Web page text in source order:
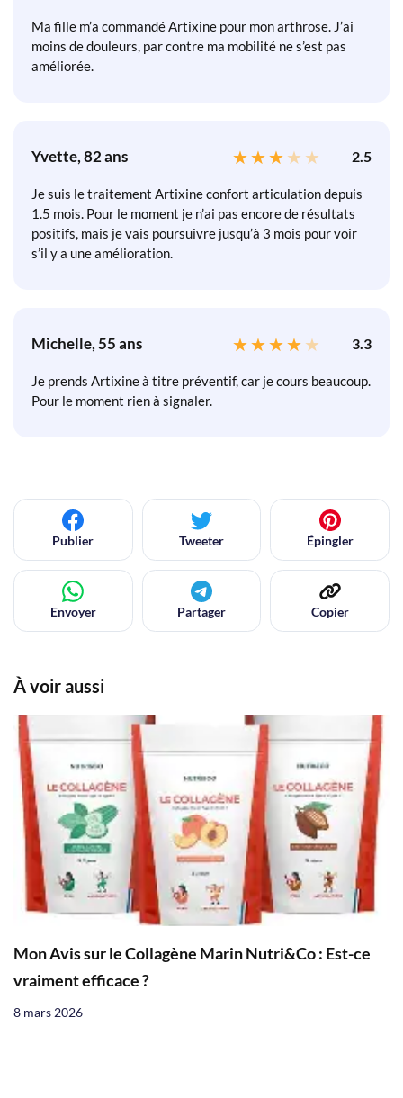
Ma fille m’a commandé Artixine pour mon arthrose. J’ai
moins de douleurs, par contre ma mobilité ne s’est pas
améliorée.
Yvette, 82 ans 2.5
Je suis le traitement Artixine confort articulation depuis
1.5 mois. Pour le moment je n’ai pas encore de résultats
positifs, mais je vais poursuivre jusqu’à 3 mois pour voir
s’il y a une amélioration.
Michelle, 55 ans 3.3
Je prends Artixine à titre préventif, car je cours beaucoup.
Pour le moment rien à signaler.
Publier Tweeter Épingler
Envoyer Partager Copier
À voir aussi
Mon Avis sur le Collagène Marin Nutri&Co : Est-ce
vraiment efficace ?
8 mars 2026